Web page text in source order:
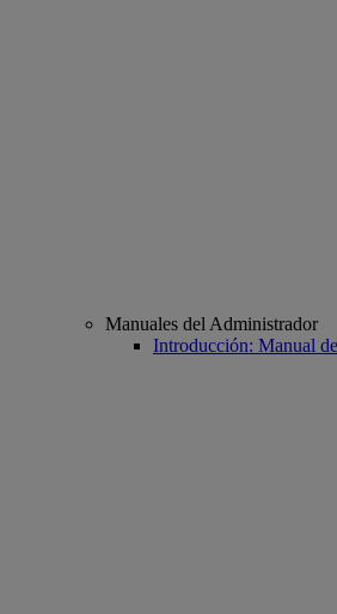
Manuales del Administrador
Introducción: Manual